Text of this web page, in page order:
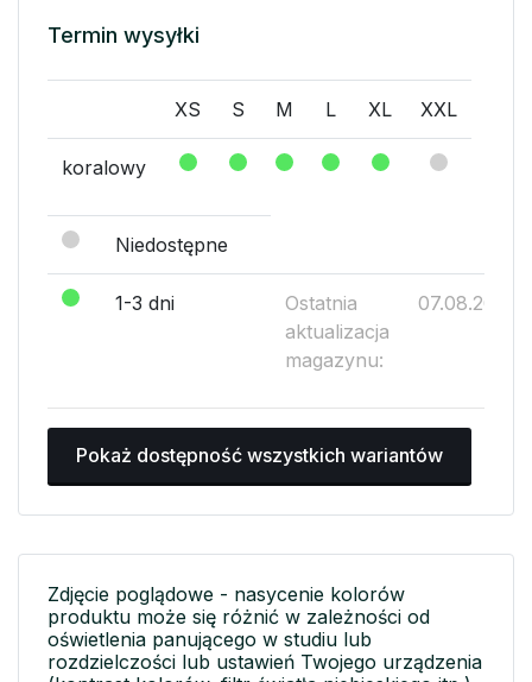
Termin wysyłki
XS S M L XL XXL
koralowy
Niedostępne
1-3 dni
Ostatnia
aktualizacja
magazynu:
07.08.2026
Pokaż dostępność wszystkich wariantów
Zdjęcie poglądowe - nasycenie kolorów
produktu może się różnić w zależności od
oświetlenia panującego w studiu lub
rozdzielczości lub ustawień Twojego urządzenia